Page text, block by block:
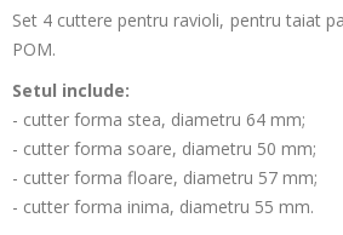
Set 4 cuttere pentru ravioli, pentru taiat
POM.
Setul include:
- cutter forma stea, diametru 64 mm;
- cutter forma soare, diametru 50 mm;
- cutter forma floare, diametru 57 mm;
- cutter forma inima, diametru 55 mm.